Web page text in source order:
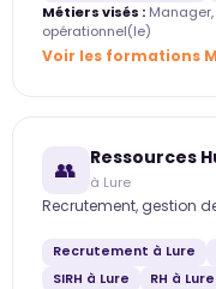
Métiers visés :
opérationnel(le)
Voir les formations
👥 Ressources
à Lure
Recrutement, gestion
Recrutement à Lure
SIRH à Lure
RH à Lure